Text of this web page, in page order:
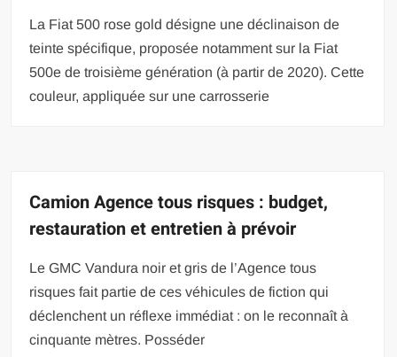
La Fiat 500 rose gold désigne une déclinaison de
teinte spécifique, proposée notamment sur la Fiat
500e de troisième génération (à partir de 2020). Cette
couleur, appliquée sur une carrosserie
Camion Agence tous risques : budget,
restauration et entretien à prévoir
Le GMC Vandura noir et gris de l’Agence tous
risques fait partie de ces véhicules de fiction qui
déclenchent un réflexe immédiat : on le reconnaît à
cinquante mètres. Posséder